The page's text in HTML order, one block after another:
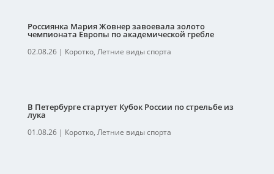
Россиянка Мария Жовнер завоевала золото
чемпионата Европы по академической гребле
02.08.26| Коротко, Летние виды спорта
В Петербурге стартует Кубок России по стрельбе из
лука
01.08.26| Коротко, Летние виды спорта